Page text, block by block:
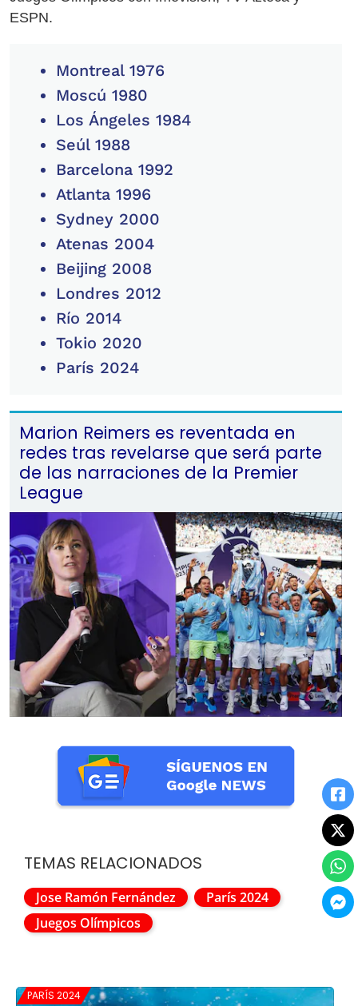
ESPN.
Montreal 1976
Moscú 1980
Los Ángeles 1984
Seúl 1988
Barcelona 1992
Atlanta 1996
Sydney 2000
Atenas 2004
Beijing 2008
Londres 2012
Río 2014
Tokio 2020
París 2024
Marion Reimers es reventada en
redes tras revelarse que será parte
de las narraciones de la Premier
League
TEMAS RELACIONADOS
Jose Ramón Fernández
París 2024
Juegos Olímpicos
PARÍS 2024